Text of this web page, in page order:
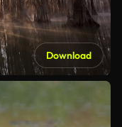
Download